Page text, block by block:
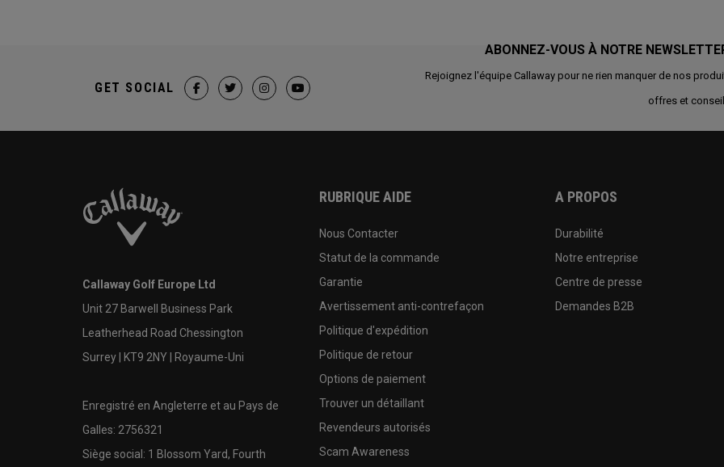
ABONNEZ-VOUS À NOTRE
Rejoignez l'équipe Callaway pour ne rien manquer de nos
offres et
GET SOCIAL
Callaway Golf Europe Ltd
Unit 27 Barwell Business Park
Leatherhead Road Chessington
Surrey | KT9 2NY | Royaume-Uni
Enregistré en Angleterre et au Pays de
Galles: 2756321
Siège social: 1 Blossom Yard, Fourth
RUBRIQUE AIDE
Nous Contacter
Statut de la commande
Garantie
Avertissement anti-contrefaçon
Politique d'expédition
Politique de retour
Options de paiement
Trouver un détaillant
Revendeurs autorisés
Scam Awareness
A PROPOS
Durabilité
Notre entreprise
Centre de presse
Demandes B2B